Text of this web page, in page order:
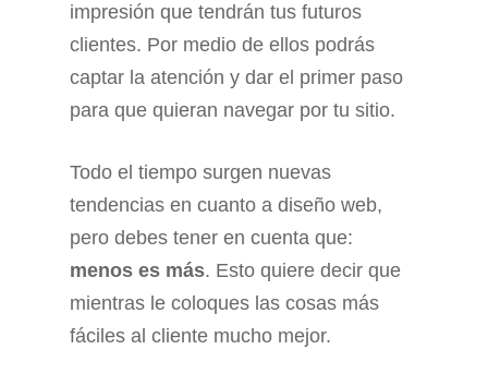
impresión que tendrán tus futuros
clientes. Por medio de ellos podrás
captar la atención y dar el primer paso
para que quieran navegar por tu sitio.
Todo el tiempo surgen nuevas
tendencias en cuanto a diseño web,
pero debes tener en cuenta que:
menos es más. Esto quiere decir que
mientras le coloques las cosas más
fáciles al cliente mucho mejor.